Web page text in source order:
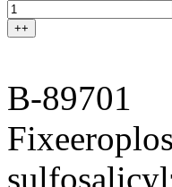
++
B-89701